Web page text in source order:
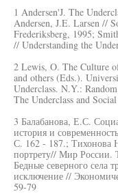
1 Andersen'J. The
Andersen, J.E. Larsen //
Frederiksberg, 1995;
// Understanding the
2 Lewis, O. The Culture
and others (Eds.).
Underclass. N.Y.:
The Underclass and
3 Балабанова, Е.С.
история и
С. 162 - 187.; Тихонова
портрету// Мир
Бедные северного села
исключение //
59-79